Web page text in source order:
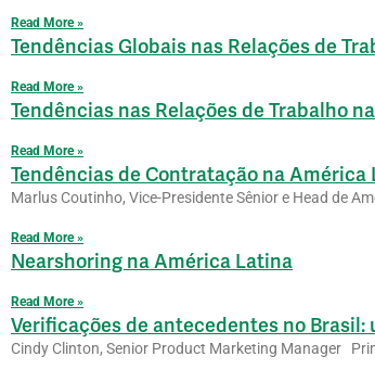
Read More »
Tendências Globais nas Relações de
Read More »
Tendências nas Relações de Trabalho
Read More »
Tendências de Contratação na
Marlus Coutinho, Vice-Presidente Sênior e Head de
Read More »
Nearshoring na América Latina
Read More »
Verificações de antecedentes no
Cindy Clinton, Senior Product Marketing Manager